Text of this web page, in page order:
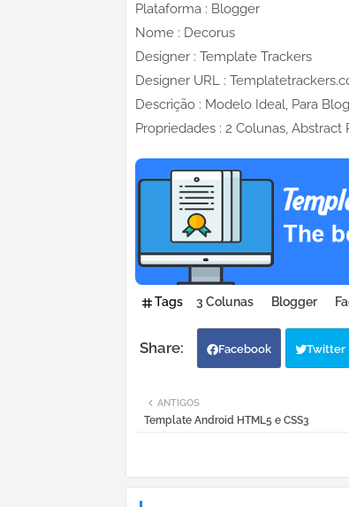
Plataforma : Blogger
Nome : Decorus
Designer : Template Trackers
Designer URL :
Descrição : Modelo Ideal, Para
Propriedades : 2 Colunas,
Tags 3 Colunas Blogger
Facebook Twitter
ANTIGOS
Template Android HTML5 e CSS3